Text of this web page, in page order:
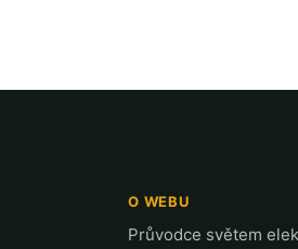
O WEBU
Průvodce světem